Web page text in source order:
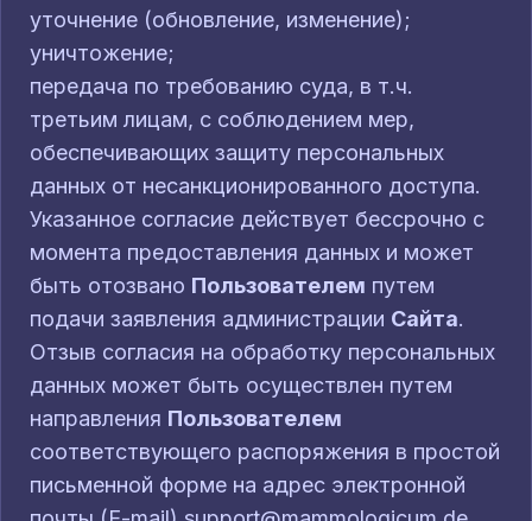
уточнение (обновление, изменение);
уничтожение;
передача по требованию суда, в т.ч.
третьим лицам, с соблюдением мер,
обеспечивающих защиту персональных
данных от несанкционированного доступа.
Указанное согласие действует бессрочно с
момента предоставления данных и может
быть отозвано Пользователем путем
подачи заявления администрации Сайта.
Отзыв согласия на обработку персональных
данных может быть осуществлен путем
направления Пользователем
соответствующего распоряжения в простой
письменной форме на адрес электронной